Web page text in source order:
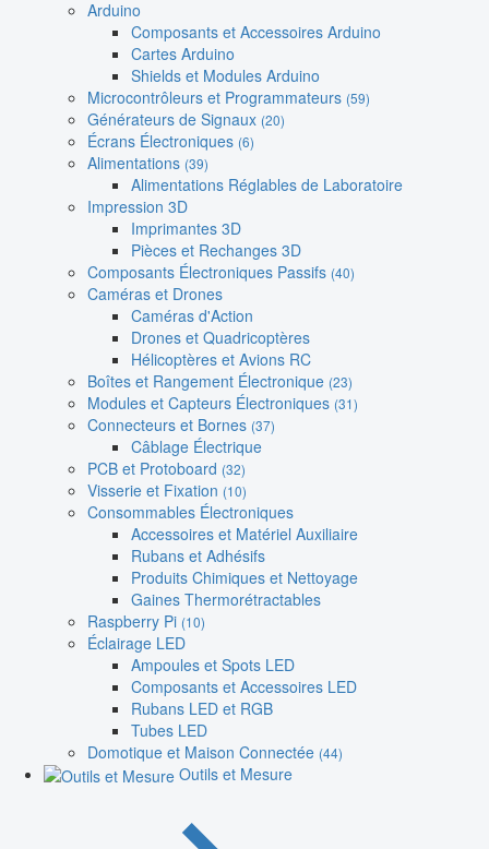
Arduino
Composants et Accessoires Arduino
Cartes Arduino
Shields et Modules Arduino
Microcontrôleurs et Programmateurs (59)
Générateurs de Signaux (20)
Écrans Électroniques (6)
Alimentations (39)
Alimentations Réglables de Laboratoire
Impression 3D
Imprimantes 3D
Pièces et Rechanges 3D
Composants Électroniques Passifs (40)
Caméras et Drones
Caméras d'Action
Drones et Quadricoptères
Hélicoptères et Avions RC
Boîtes et Rangement Électronique (23)
Modules et Capteurs Électroniques (31)
Connecteurs et Bornes (37)
Câblage Électrique
PCB et Protoboard (32)
Visserie et Fixation (10)
Consommables Électroniques
Accessoires et Matériel Auxiliaire
Rubans et Adhésifs
Produits Chimiques et Nettoyage
Gaines Thermorétractables
Raspberry Pi (10)
Éclairage LED
Ampoules et Spots LED
Composants et Accessoires LED
Rubans LED et RGB
Tubes LED
Domotique et Maison Connectée (44)
Outils et Mesure